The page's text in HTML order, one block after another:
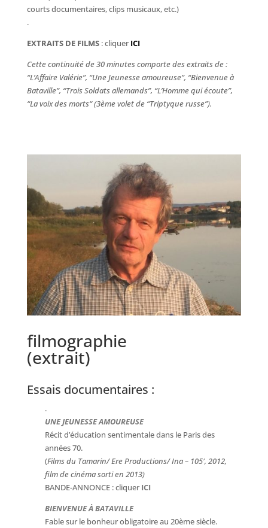
courts documentaires, clips musicaux, etc.)
.
EXTRAITS DE FILMS: cliquerICI
Cette continuité de 30 minutes comporte des extraits de :
“L’Affaire Valérie”, “Une Jeunesse amoureuse”, “Bienvenue à
Bataville”, “Trois Soldats allemands”, “L’Homme qui écoute”,
“La voix des morts“ (3ème volet de “Triptyque russe”).
filmographie
(extrait)
Essais documentaires :
.
UNE JEUNESSE AMOUREUSE
Récit d’éducation sentimentale dans le Paris des
années 70.
(Films du Tamarin/ Ere Productions/ Ina – 105′, 2012,
film de cinéma sorti en 2013)
BANDE-ANNONCE : cliquer ICI
BIENVENUE À BATAVILLE
Fable sur le bonheur obligatoire au 20ème siècle.